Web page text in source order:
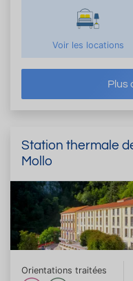
Voir les locations
Plus
Station thermale
Mollo
Orientations traitées